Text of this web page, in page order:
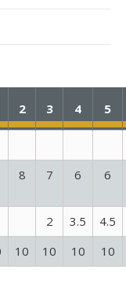
2 3 4 5
8 7 6 6
2 3.5
4.5
10 10 10 10